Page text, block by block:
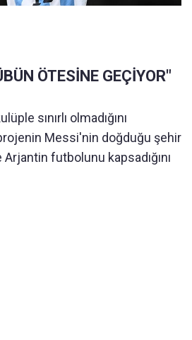
ÖTESİNE GEÇİYOR"
sınırlı olmadığını
Messi'nin doğduğu şehir
futbolunu kapsadığını